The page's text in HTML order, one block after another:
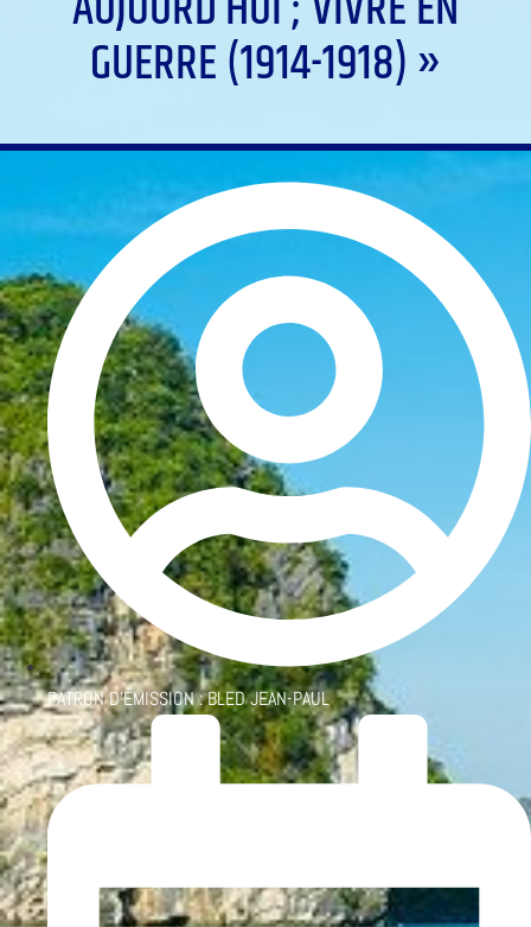
GUERRE (1914-1918) »
PATRON D'ÉMISSION :BLED JEAN-PAUL